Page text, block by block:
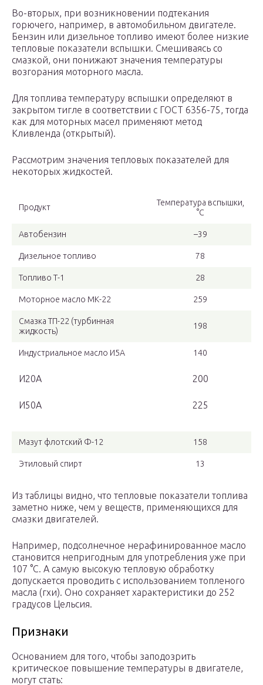
Во-вторых, при возникновении подтекания
горючего, например, в автомобильном двигателе.
Бензин или дизельное топливо имеют более низкие
тепловые показатели вспышки. Смешиваясь со
смазкой, они понижают значения температуры
возгорания моторного масла.
Для топлива температуру вспышки определяют в
закрытом тигле в соответствии с ГОСТ 6356-75, тогда
как для моторных масел применяют метод
Кливленда (открытый).
Рассмотрим значения тепловых показателей для
некоторых жидкостей.
Продукт
Температура вспышки,
°C
Автобензин –39
Дизельное топливо 78
Топливо Т-1 28
Моторное масло МК-22 259
Смазка ТП-22 (турбинная
жидкость)
198
Индустриальное масло И5А
И20А
И50А
140
200
225
Мазут флотский Ф-12 158
Этиловый спирт 13
Из таблицы видно, что тепловые показатели топлива
заметно ниже, чем у веществ, применяющихся для
смазки двигателей.
Например, подсолнечное нерафинированное масло
становится непригодным для употребления уже при
107 °C. А самую высокую тепловую обработку
допускается проводить с использованием топленого
масла (гхи). Оно сохраняет характеристики до 252
градусов Цельсия.
Признаки
Основанием для того, чтобы заподозрить
критическое повышение температуры в двигателе,
могут стать: